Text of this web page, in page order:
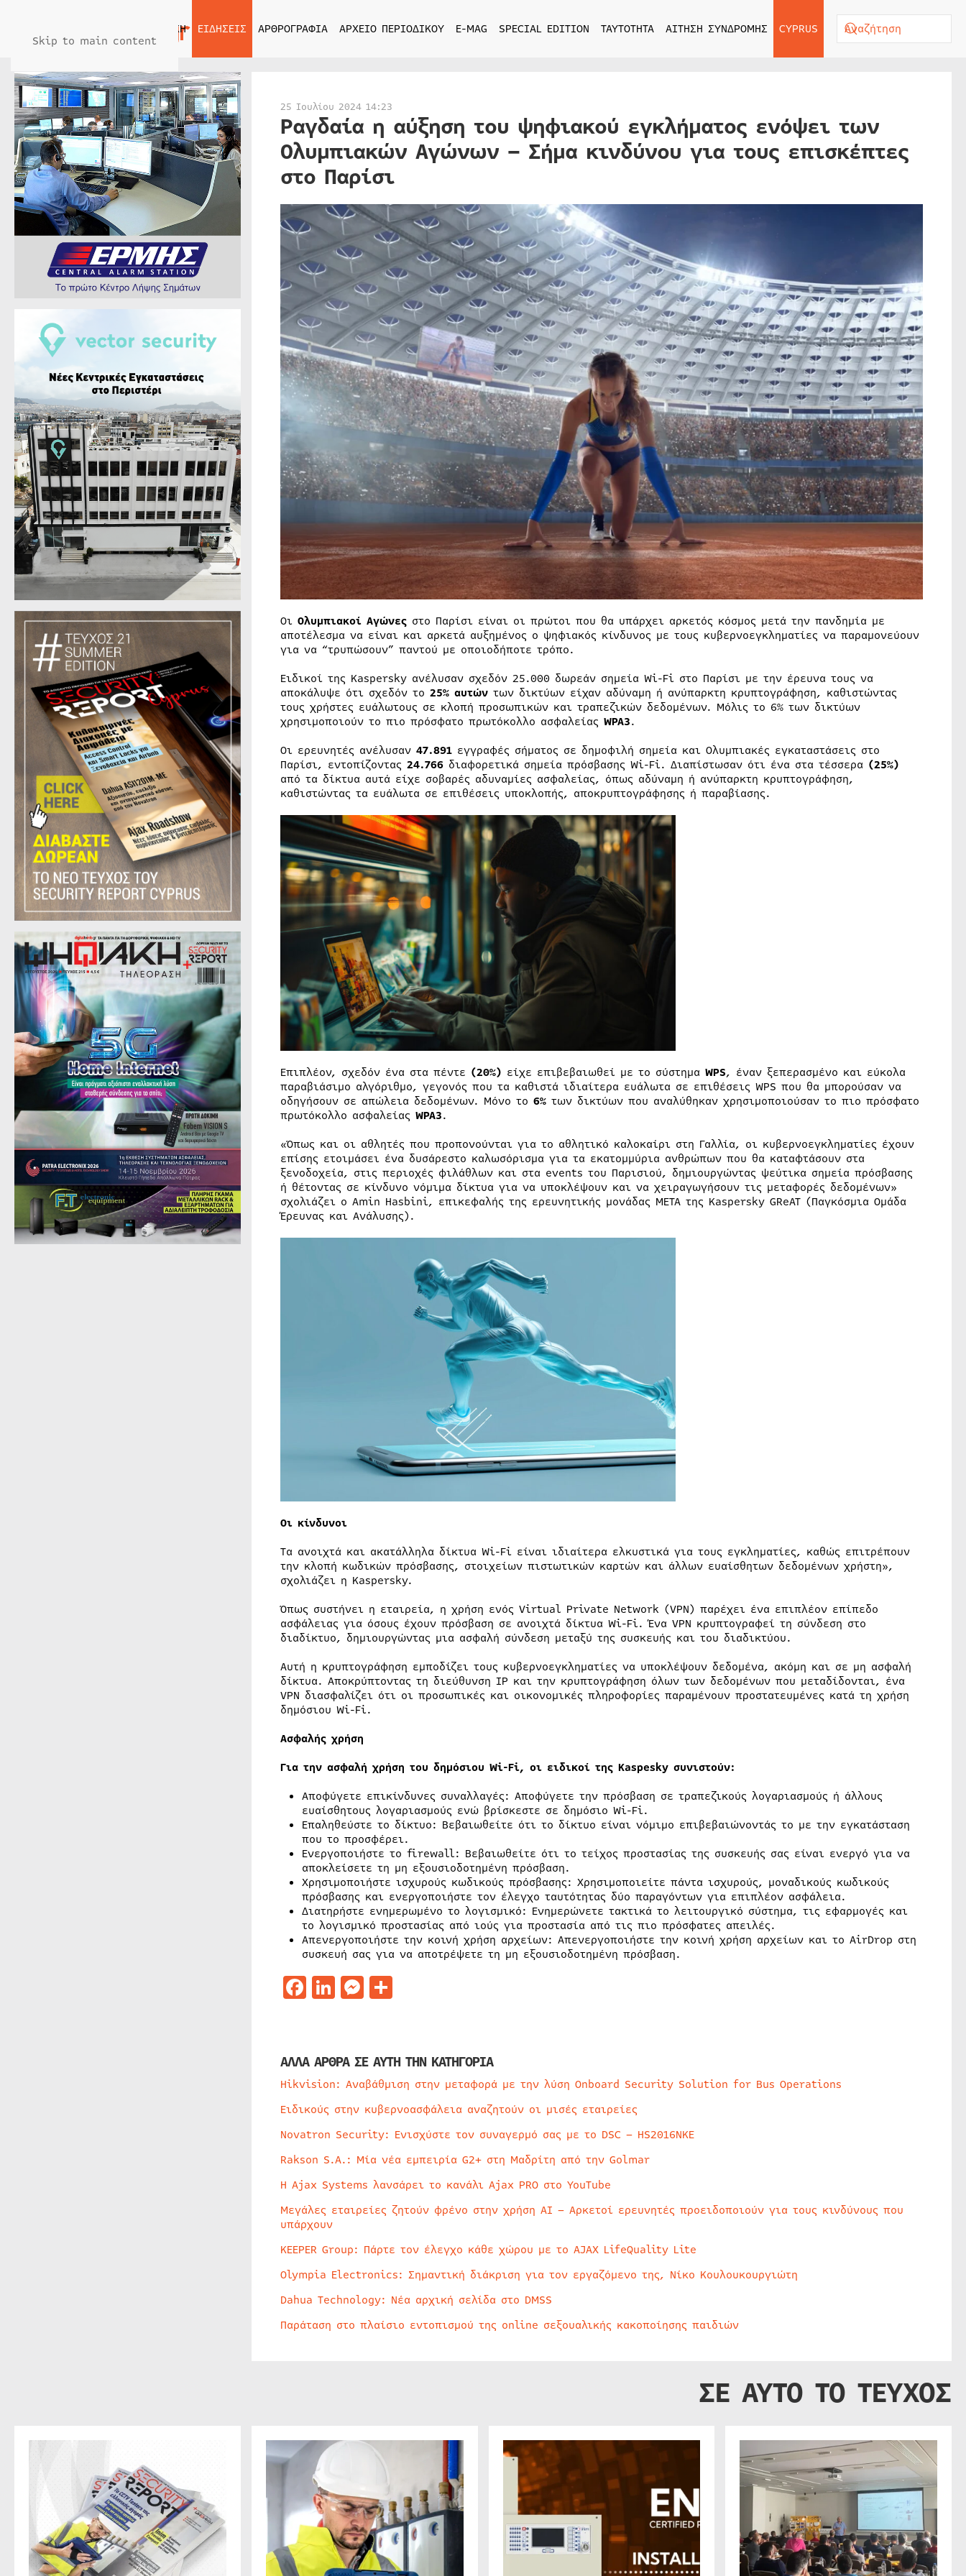
Skip to main content
ΑΡΧΙΚΗ ΕΙΔΗΣΕΙΣ ΑΡΘΡΟΓΡΑΦΙΑ ΑΡΧΕΙΟ ΠΕΡΙΟΔΙΚΟΥ E-MAG SPECIAL EDITION ΤΑΥΤΟΤΗΤΑ ΑΙΤΗΣΗ ΣΥΝΔΡΟΜΗΣ CYPRUS
25 Ιουλίου 2024 14:23
Ραγδαία η αύξηση του ψηφιακού εγκλήματος ενόψει των
Ολυμπιακών Αγώνων – Σήμα κινδύνου για τους επισκέπτες
στο Παρίσι
Οι Ολυμπιακοί Αγώνεςστο Παρίσι είναι οι πρώτοι που θα υπάρχει αρκετός κόσμος μετά την πανδημία με
αποτέλεσμα να είναι και αρκετά αυξημένος ο ψηφιακός κίνδυνος με τους κυβερνοεγκληματίες να παραμονεύουν
για να “τρυπώσουν” παντού με οποιοδήποτε τρόπο.
Ειδικοί της Kaspersky ανέλυσαν σχεδόν 25.000 δωρεάν σημεία Wi-Fi στο Παρίσι με την έρευνα τους να
αποκάλυψε ότι σχεδόν το 25% αυτώντων δικτύων είχαν αδύναμη ή ανύπαρκτη κρυπτογράφηση, καθιστώντας
τους χρήστες ευάλωτους σε κλοπή προσωπικών και τραπεζικών δεδομένων. Μόλις το 6% των δικτύων
χρησιμοποιούν το πιο πρόσφατο πρωτόκολλο ασφαλείας WPA3.
Οι ερευνητές ανέλυσαν 47.891εγγραφές σήματος σε δημοφιλή σημεία και Ολυμπιακές εγκαταστάσεις στο
Παρίσι, εντοπίζοντας 24.766διαφορετικά σημεία πρόσβασης Wi-Fi. Διαπίστωσαν ότι ένα στα τέσσερα (25%)
από τα δίκτυα αυτά είχε σοβαρές αδυναμίες ασφαλείας, όπως αδύναμη ή ανύπαρκτη κρυπτογράφηση,
καθιστώντας τα ευάλωτα σε επιθέσεις υποκλοπής, αποκρυπτογράφησης ή παραβίασης.
Επιπλέον, σχεδόν ένα στα πέντε (20%) είχε επιβεβαιωθεί με το σύστημα WPS, έναν ξεπερασμένο και εύκολα
παραβιάσιμο αλγόριθμο, γεγονός που τα καθιστά ιδιαίτερα ευάλωτα σε επιθέσεις WPS που θα μπορούσαν να
οδηγήσουν σε απώλεια δεδομένων. Μόνο το 6%των δικτύων που αναλύθηκαν χρησιμοποιούσαν το πιο πρόσφατο
πρωτόκολλο ασφαλείας WPA3.
«Όπως και οι αθλητές που προπονούνται για το αθλητικό καλοκαίρι στη Γαλλία, οι κυβερνοεγκληματίες έχουν
επίσης ετοιμάσει ένα δυσάρεστο καλωσόρισμα για τα εκατομμύρια ανθρώπων που θα καταφτάσουν στα
ξενοδοχεία, στις περιοχές φιλάθλων και στα events του Παρισιού, δημιουργώντας ψεύτικα σημεία πρόσβασης
ή θέτοντας σε κίνδυνο νόμιμα δίκτυα για να υποκλέψουν και να χειραγωγήσουν τις μεταφορές δεδομένων»
σχολιάζει ο Amin Hasbini, επικεφαλής της ερευνητικής μονάδας META της Kaspersky GReAT (Παγκόσμια Ομάδα
Έρευνας και Ανάλυσης).
Οι κίνδυνοι
Τα ανοιχτά και ακατάλληλα δίκτυα Wi-Fi είναι ιδιαίτερα ελκυστικά για τους εγκληματίες, καθώς επιτρέπουν
την κλοπή κωδικών πρόσβασης, στοιχείων πιστωτικών καρτών και άλλων ευαίσθητων δεδομένων χρήστη»,
σχολιάζει η Kaspersky.
Όπως συστήνει η εταιρεία, η χρήση ενός Virtual Private Network (VPN) παρέχει ένα επιπλέον επίπεδο
ασφάλειας για όσους έχουν πρόσβαση σε ανοιχτά δίκτυα Wi-Fi. Ένα VPN κρυπτογραφεί τη σύνδεση στο
διαδίκτυο, δημιουργώντας μια ασφαλή σύνδεση μεταξύ της συσκευής και του διαδικτύου.
Αυτή η κρυπτογράφηση εμποδίζει τους κυβερνοεγκληματίες να υποκλέψουν δεδομένα, ακόμη και σε μη ασφαλή
δίκτυα. Αποκρύπτοντας τη διεύθυνση IP και την κρυπτογράφηση όλων των δεδοµένων που µεταδίδονται, ένα
VPN διασφαλίζει ότι οι προσωπικές και οικονομικές πληροφορίες παραμένουν προστατευμένες κατά τη χρήση
δημόσιου Wi-Fi.
Ασφαλής χρήση
Για την ασφαλή χρήση του δημόσιου Wi-Fi, οι ειδικοί της Kaspesky συνιστούν:
Αποφύγετε επικίνδυνες συναλλαγές: Αποφύγετε την πρόσβαση σε τραπεζικούς λογαριασμούς ή άλλους
ευαίσθητους λογαριασμούς ενώ βρίσκεστε σε δημόσιο Wi-Fi.
Επαληθεύστε το δίκτυο: Βεβαιωθείτε ότι το δίκτυο είναι νόμιμο επιβεβαιώνοντάς το με την εγκατάσταση
που το προσφέρει.
Ενεργοποιήστε το firewall: Βεβαιωθείτε ότι το τείχος προστασίας της συσκευής σας είναι ενεργό για να
αποκλείσετε τη μη εξουσιοδοτημένη πρόσβαση.
Χρησιμοποιήστε ισχυρούς κωδικούς πρόσβασης: Χρησιμοποιείτε πάντα ισχυρούς, μοναδικούς κωδικούς
πρόσβασης και ενεργοποιήστε τον έλεγχο ταυτότητας δύο παραγόντων για επιπλέον ασφάλεια.
Διατηρήστε ενημερωμένο το λογισμικό: Ενημερώνετε τακτικά το λειτουργικό σύστημα, τις εφαρμογές και
το λογισμικό προστασίας από ιούς για προστασία από τις πιο πρόσφατες απειλές.
Απενεργοποιήστε την κοινή χρήση αρχείων: Απενεργοποιήστε την κοινή χρήση αρχείων και το AirDrop στη
συσκευή σας για να αποτρέψετε τη μη εξουσιοδοτημένη πρόσβαση.
Facebook
LinkedIn
Messenger
Μοιραστείτε
ΑΛΛΑ ΑΡΘΡΑ ΣΕ ΑΥΤΗ ΤΗΝ ΚΑΤΗΓΟΡΙΑ
Hikvision: Αναβάθμιση στην μεταφορά με την λύση Onboard Security Solution for Bus Operations
Ειδικούς στην κυβερνοασφάλεια αναζητούν οι μισές εταιρείες
Novatron Security: Ενισχύστε τον συναγερμό σας με το DSC – HS2016NKE
Rakson S.A.: Μία νέα εμπειρία G2+ στη Μαδρίτη από την Golmar
Η Ajax Systems λανσάρει το κανάλι Ajax PRO στο YouTube
Μεγάλες εταιρείες ζητούν φρένο στην χρήση AI – Αρκετοί ερευνητές προειδοποιούν για τους κινδύνους που
υπάρχουν
KEEPER Group: Πάρτε τον έλεγχο κάθε χώρου με το AJAX LifeQuality Lite
Olympia Electronics: Σημαντική διάκριση για τον εργαζόμενο της, Νίκο Κουλουκουργιώτη
Dahua Technology: Νέα αρχική σελίδα στο DMSS
Παράταση στο πλαίσιο εντοπισμού της online σεξουαλικής κακοποίησης παιδιών
ΣΕ ΑΥΤΟ ΤΟ ΤΕΥΧΟΣ